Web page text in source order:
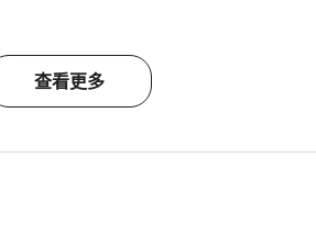
查看更多